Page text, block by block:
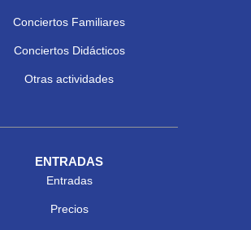
Conciertos Familiares
Conciertos Didácticos
Otras actividades
ENTRADAS
Entradas
Precios